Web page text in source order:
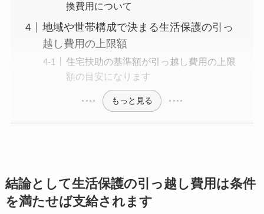
換費用について
地域や世帯構成で決まる生活保護の引っ
越し費用の上限額
住宅扶助の基準額が引っ越し費用の上限
額の目安になります
もっと見る
結論として生活保護の引っ越し費用は条件
を満たせば支給されます